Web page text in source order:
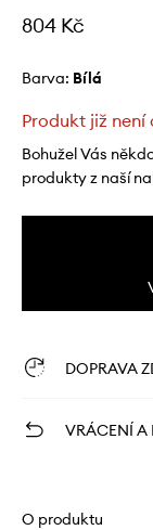
804 Kč
Barva: bílá
Produkt již není
Bohužel Vás
produkty z naší
DOPRAVA
VRÁCENÍ A
O produktu